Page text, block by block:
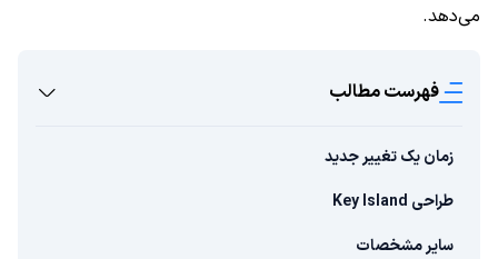
می‌دهد.
فهرست مطالب
زمان یک تغییر جدید
طراحی Key Island
سایر مشخصات